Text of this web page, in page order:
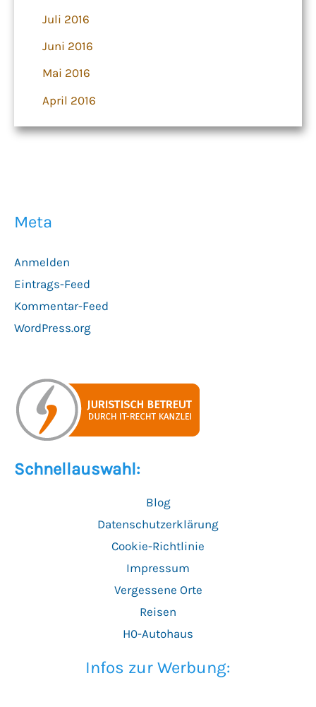
Juli 2016
Juni 2016
Mai 2016
April 2016
Meta
Anmelden
Eintrags-Feed
Kommentar-Feed
WordPress.org
Schnellauswahl:
Blog
Datenschutzerklärung
Cookie-Richtlinie
Impressum
Vergessene Orte
Reisen
H0-Autohaus
Infos zur Werbung: